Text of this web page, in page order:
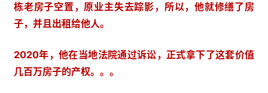
栋老房子空置，原业主失去踪影，所以，他就修缮了房
子，并且出租给他人。
2020年，他在当地法院通过诉讼，正式拿下了这套价值
几百万房子的产权。。。